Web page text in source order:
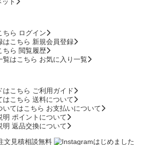
ログイン
新規会員登録
閲覧履歴
お気に入り一覧
ご利用ガイド
送料について
お支払いについて
ポイントについて
返品交換について